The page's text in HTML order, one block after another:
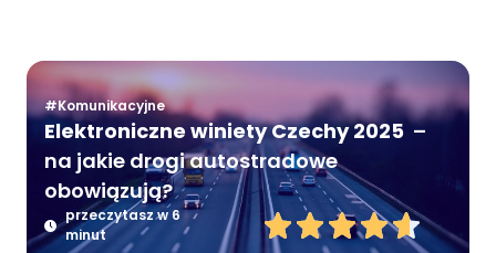
#Komunikacyjne
Elektroniczne winiety Czechy 2025 –
na jakie drogi autostradowe
obowiązują?
przeczytasz w 6
minut